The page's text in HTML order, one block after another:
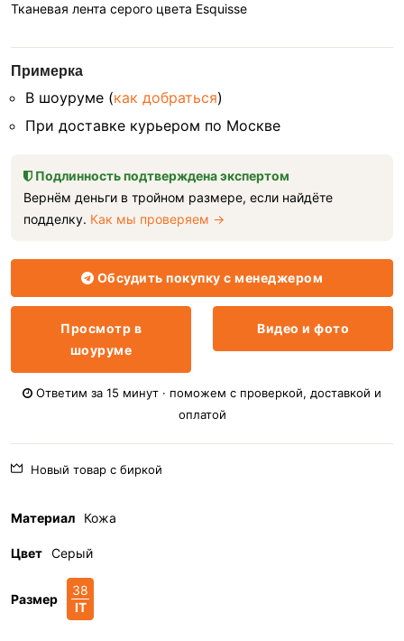
Тканевая лента серого цвета Esquisse
Примерка
В шоуруме (как добраться)
При доставке курьером по Москве
Подлинность подтверждена экспертом
Вернём деньги в тройном размере, если найдёте
подделку. Как мы проверяем →
Обсудить покупку с менеджером
Просмотр в
шоуруме
Видео и фото
Ответим за 15 минут · поможем с проверкой, доставкой и
оплатой
Новый товар с биркой
Материал Кожа
Цвет Серый
Размер
38
IT